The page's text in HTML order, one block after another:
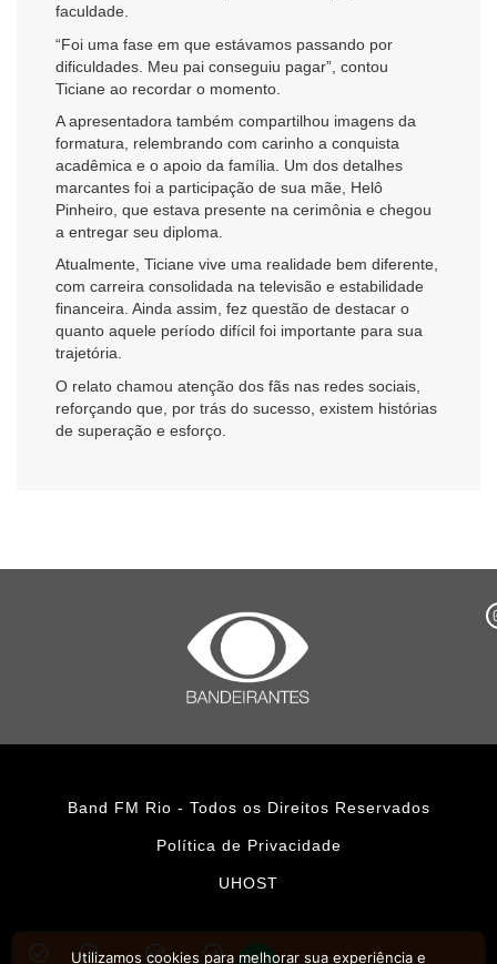
faculdade.
“Foi uma fase em que estávamos passando por
dificuldades. Meu pai conseguiu pagar”, contou
Ticiane ao recordar o momento.
A apresentadora também compartilhou imagens da
formatura, relembrando com carinho a conquista
acadêmica e o apoio da família. Um dos detalhes
marcantes foi a participação de sua mãe, Helô
Pinheiro, que estava presente na cerimônia e chegou
a entregar seu diploma.
Atualmente, Ticiane vive uma realidade bem diferente,
com carreira consolidada na televisão e estabilidade
financeira. Ainda assim, fez questão de destacar o
quanto aquele período difícil foi importante para sua
trajetória.
O relato chamou atenção dos fãs nas redes sociais,
reforçando que, por trás do sucesso, existem histórias
de superação e esforço.
Band FM Rio - Todos os Direitos Reservados
Política de Privacidade
UHOST
Utilizamos cookies para melhorar sua experiência e